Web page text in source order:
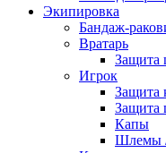
Экипировка
Бандаж-
Вратарь
Защита
Игрок
Защита
Защита
Капы
Шлемы /